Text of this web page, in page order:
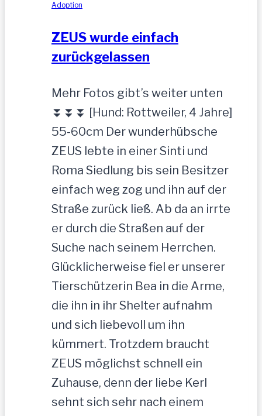
Adoption
ZEUS wurde einfach
zurückgelassen
Mehr Fotos gibt’s weiter unten
⏬⏬⏬ [Hund: Rottweiler, 4 Jahre]
55-60cm Der wunderhübsche
ZEUS lebte in einer Sinti und
Roma Siedlung bis sein Besitzer
einfach weg zog und ihn auf der
Straße zurück ließ. Ab da an irrte
er durch die Straßen auf der
Suche nach seinem Herrchen.
Glücklicherweise fiel er unserer
Tierschützerin Bea in die Arme,
die ihn in ihr Shelter aufnahm
und sich liebevoll um ihn
kümmert. Trotzdem braucht
ZEUS möglichst schnell ein
Zuhause, denn der liebe Kerl
sehnt sich sehr nach einem